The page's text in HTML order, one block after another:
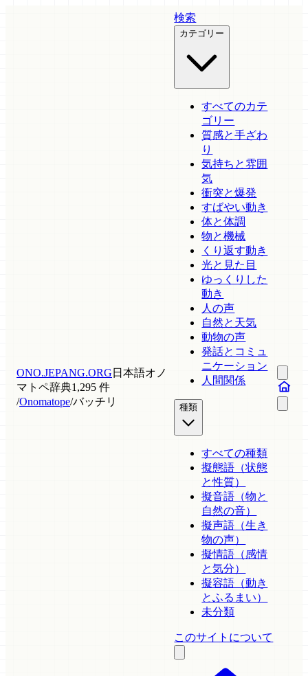
ONO.JEPANG.ORG 日本語オノ
マトペ辞典1,295 件
/Onomatope/バッチリ
検索
カテゴリー
すべてのカテ
ゴリー
質感と手ざわ
り
気持ちと雰囲
気
衝突と爆発
すばやい動き
体と体調
物と機械
くり返す動き
光と見た目
ゆっくりした
動き
人の声
自然と天気
動物の声
発話とコミュ
ニケーション
人間関係
種類
すべての種類
擬態語（状態
と性質）
擬音語（物と
自然の音）
擬声語（生き
物の声）
擬情語（感情
と気分）
擬容語（動き
とふるまい）
未分類
このサイトについて